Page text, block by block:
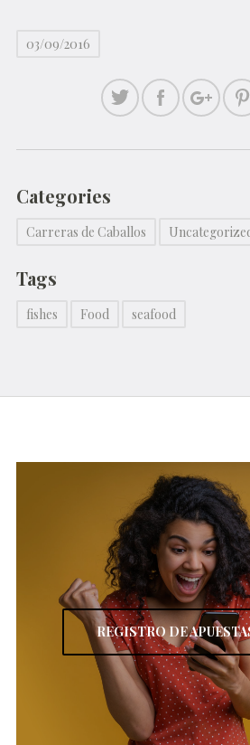
03/09/2016
Categories
Carreras de Caballos
Tags
fishes Food seafood
REGISTRO DE